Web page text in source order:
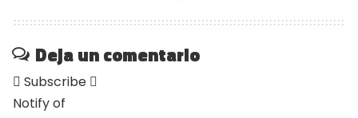
Deja un comentario
Subscribe
Notify of